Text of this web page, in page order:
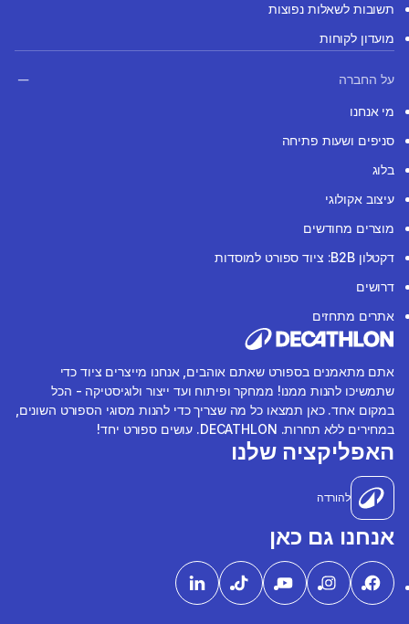
תשובות לשאלות נפוצות
מועדון לקוחות
על החברה
מי אנחנו
סניפים ושעות פתיחה
בלוג
עיצוב אקולוגי
מוצרים מחודשים
דקטלון B2B: ציוד ספורט למוסדות
דרושים
אתרים מתחזים
אתם מתאמנים בספורט שאתם אוהבים, אנחנו מייצרים ציוד כדי
שתמשיכו להנות ממנו! ממחקר ופיתוח ועד ייצור ולוגיסטיקה - הכל
במקום אחד. כאן תמצאו כל מה שצריך כדי להנות מסוגי הספורט השונים,
במחירים ללא תחרות. DECATHLON. עושים ספורט יחד!
האפליקציה שלנו
להורדה
אנחנו גם כאן